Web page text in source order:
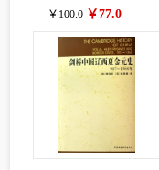
￥100.0 ￥77.0